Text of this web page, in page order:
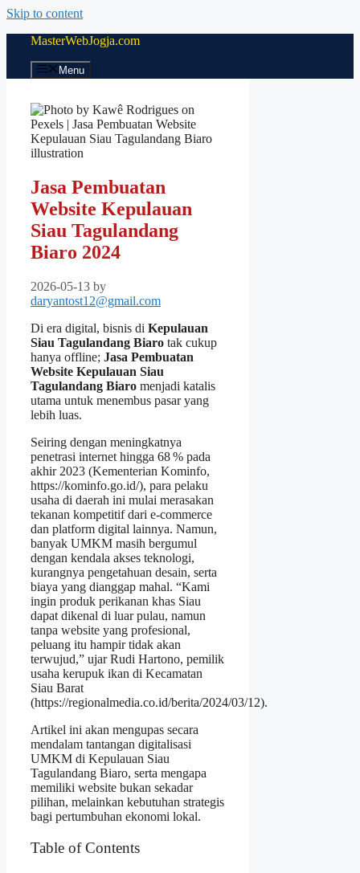
Skip to content
MasterWebJogja.com
Menu
Jasa Pembuatan
Website Kepulauan
Siau Tagulandang
Biaro 2024
2026-05-13 by
daryantost12@gmail.com
Di era digital, bisnis di Kepulauan
Siau Tagulandang Biaro tak cukup
hanya offline; Jasa Pembuatan
Website Kepulauan Siau
Tagulandang Biaro menjadi katalis
utama untuk menembus pasar yang
lebih luas.
Seiring dengan meningkatnya
penetrasi internet hingga 68 % pada
akhir 2023 (Kementerian Kominfo,
https://kominfo.go.id/), para pelaku
usaha di daerah ini mulai merasakan
tekanan kompetitif dari e‑commerce
dan platform digital lainnya. Namun,
banyak UMKM masih bergumul
dengan kendala akses teknologi,
kurangnya pengetahuan desain, serta
biaya yang dianggap mahal. “Kami
ingin produk perikanan khas Siau
dapat dikenal di luar pulau, namun
tanpa website yang profesional,
peluang itu hampir tidak akan
terwujud,” ujar Rudi Hartono, pemilik
usaha kerupuk ikan di Kecamatan
Siau Barat
(https://regionalmedia.co.id/berita/2024/03/12).
Artikel ini akan mengupas secara
mendalam tantangan digitalisasi
UMKM di Kepulauan Siau
Tagulandang Biaro, serta mengapa
memiliki website bukan sekadar
pilihan, melainkan kebutuhan strategis
bagi pertumbuhan ekonomi lokal.
Table of Contents